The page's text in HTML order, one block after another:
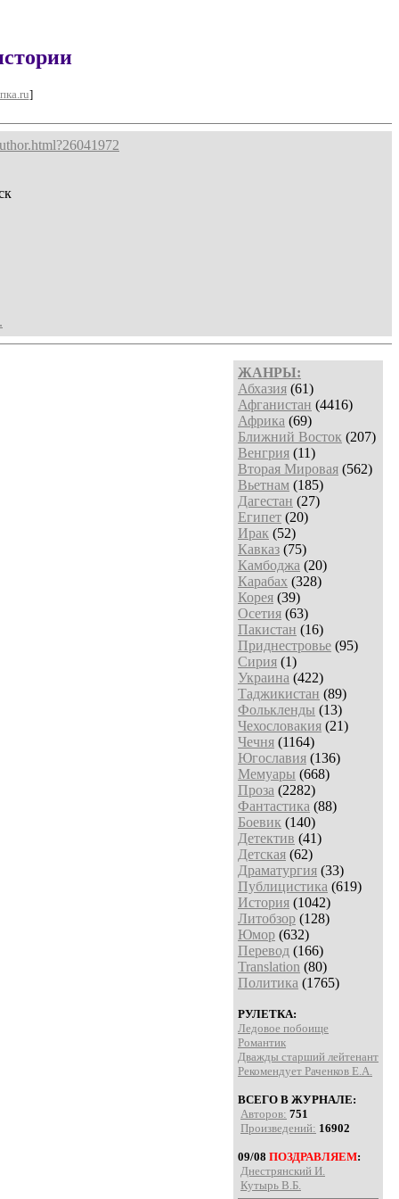
]
ЖАНРЫ:
Абхазия (61)
Афганистан (4416)
Африка (69)
Ближний Восток (207)
Венгрия (11)
Вторая Мировая (562)
Вьетнам (185)
Дагестан (27)
Египет (20)
Ирак (52)
Кавказ (75)
Камбоджа (20)
Карабах (328)
Корея (39)
Осетия (63)
Пакистан (16)
Приднестровье (95)
Сирия (1)
Украина (422)
Таджикистан (89)
Фолькленды (13)
Чехословакия (21)
Чечня (1164)
Югославия (136)
Мемуары (668)
Проза (2282)
Фантастика (88)
Боевик (140)
Детектив (41)
Детская (62)
Драматургия (33)
Публицистика (619)
История (1042)
Литобзор (128)
Юмор (632)
Перевод (166)
Translation (80)
Политика (1765)
РУЛЕТКА:
Ледовое побоище
Романтик
Дважды старший лейтенант
Рекомендует Раченков Е.А.
ВСЕГО В ЖУРНАЛЕ:
Авторов: 751
Произведений: 16902
09/08 ПОЗДРАВЛЯЕМ:
Днестрянский И.
Кутырь В.Б.